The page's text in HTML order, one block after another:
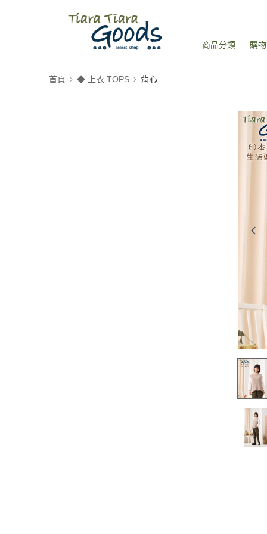
商品分類 購
首頁 ◆ 上衣 TOPS 背心